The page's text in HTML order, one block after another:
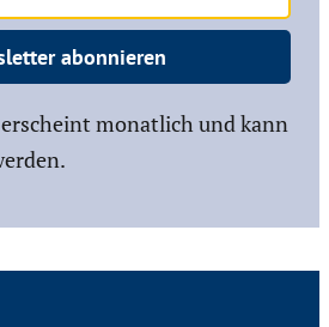
abonnieren
monatlich und kann